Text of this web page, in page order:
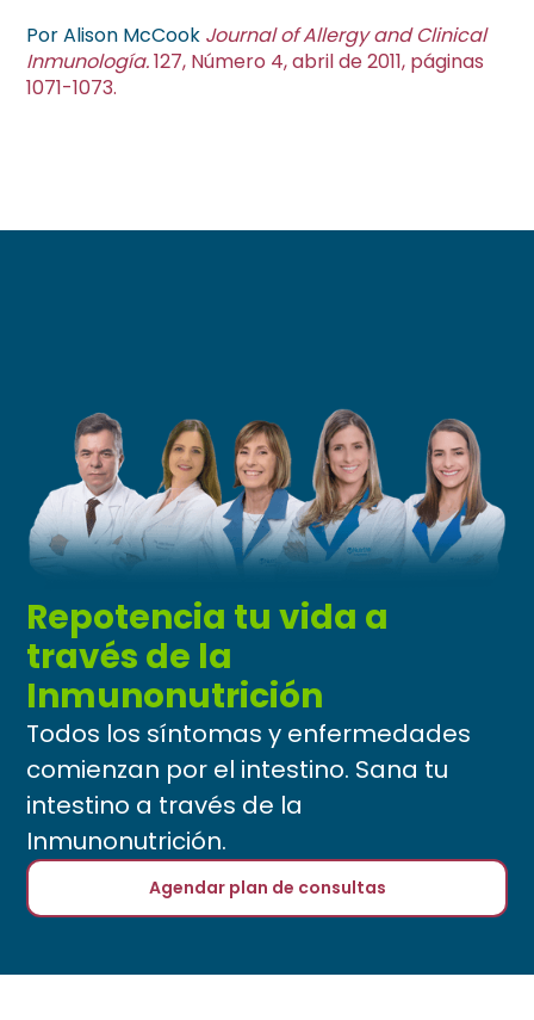
Por Alison McCook Journal of Allergy and Clinical
Inmunología.127, Número 4, abril de 2011, páginas
1071-1073.
Repotencia tu vida a
través de la
Inmunonutrición
Todos los síntomas y enfermedades
comienzan por el intestino. Sana tu
intestino a través de la
Inmunonutrición.
Agendar plan de consultas